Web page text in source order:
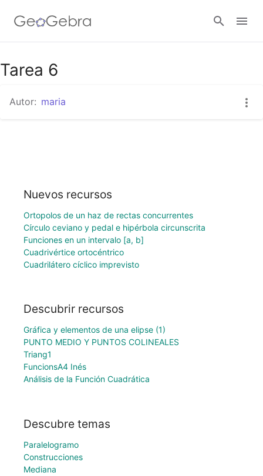
Tarea 6
Autor: maria
Nuevos recursos
Ortopolos de un haz de rectas concurrentes
Círculo ceviano y pedal e hipérbola circunscrita
Funciones en un intervalo [a, b]
Cuadrivértice ortocéntrico
Cuadrilátero cíclico imprevisto
Descubrir recursos
Gráfica y elementos de una elipse (1)
PUNTO MEDIO Y PUNTOS COLINEALES
Triang1
FuncionsA4 Inés
Análisis de la Función Cuadrática
Descubre temas
Paralelogramo
Construcciones
Mediana